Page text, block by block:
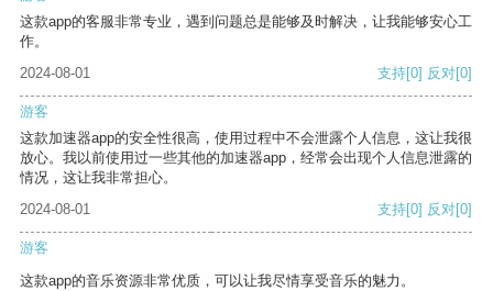
这款app的客服非常专业，遇到问题总是能够及时解决，让我能够安心工
作。
2024-08-01
支持[0] 反对[0]
游客
这款加速器app的安全性很高，使用过程中不会泄露个人信息，这让我很
放心。我以前使用过一些其他的加速器app，经常会出现个人信息泄露的
情况，这让我非常担心。
2024-08-01
支持[0] 反对[0]
游客
这款app的音乐资源非常优质，可以让我尽情享受音乐的魅力。